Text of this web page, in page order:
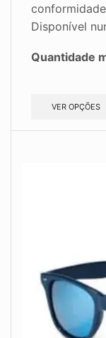
Disponível
Quantidade
VER OPÇÕES